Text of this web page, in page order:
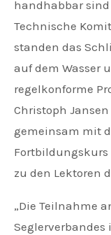
handhabbar
Technische
standen das
auf dem Wasser
regelkonforme
Christoph Jansen
gemeinsam mit
Fortbildungskurs
zu den Lektoren
„Die Teilnahme